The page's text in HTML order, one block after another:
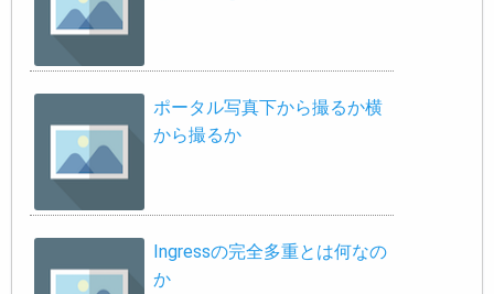
ポータル写真下から撮るか横
から撮るか
Ingressの完全多重とは何なの
か